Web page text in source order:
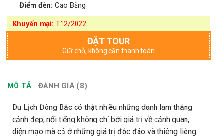
Điểm đến: Cao Bằng
Khuyến mại: T12/2022
ĐẶT TOUR
Giữ chỗ, không cần thanh toán
MÔ TẢ ĐÁNH GIÁ (8)
Du Lịch Đông Bắc có thật nhiều những danh lam thắng
cảnh đẹp, nổi tiếng không chỉ bởi giá trị về cảnh quan,
diện mạo mà cả ở những giá trị độc đáo và thiêng liêng